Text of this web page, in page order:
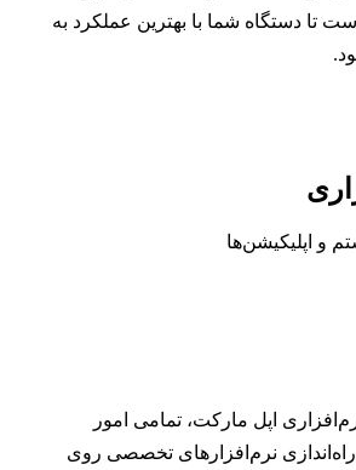
تا دستگاه شما با بهترین عملکرد به
و اپلیکیشن‌ها
اپل مارکت، تمامی امور
نرم‌افزارهای تخصصی روی